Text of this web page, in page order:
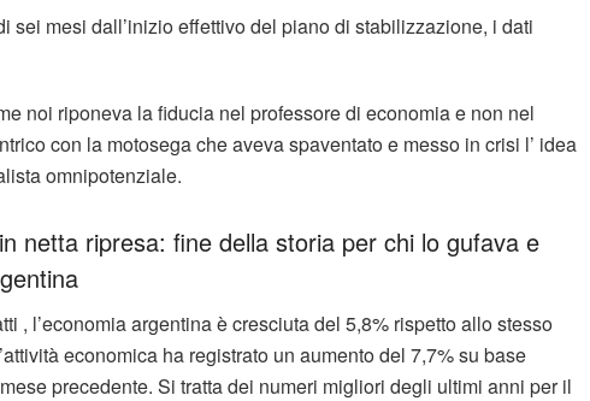
sei mesi dall’inizio effettivo del piano di stabilizzazione, i dati
noi riponeva la fiducia nel professore di economia e non nel
con la motosega che aveva spaventato e messo in crisi l’ idea
omnipotenziale.
netta ripresa: fine della storia per chi lo gufava e
, l’economia argentina è cresciuta del 5,8% rispetto allo stesso
economica ha registrato un aumento del 7,7% su base
precedente. Si tratta dei numeri migliori degli ultimi anni per il